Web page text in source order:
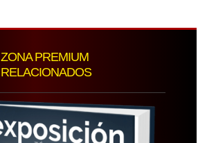
ZONA PREMIUM
RELACIONADOS